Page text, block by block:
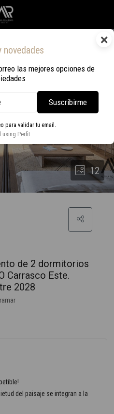
×
novedades
las mejores opciones de
Suscribirme
para validar tu email.
using Perfit
12
de 2 dormitorios
Carrasco Este.
2028
del paisaje se integran a la